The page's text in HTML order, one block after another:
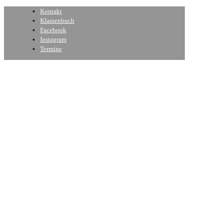
Kontakt
Klassenbuch
Facebook
Instagram
Termine